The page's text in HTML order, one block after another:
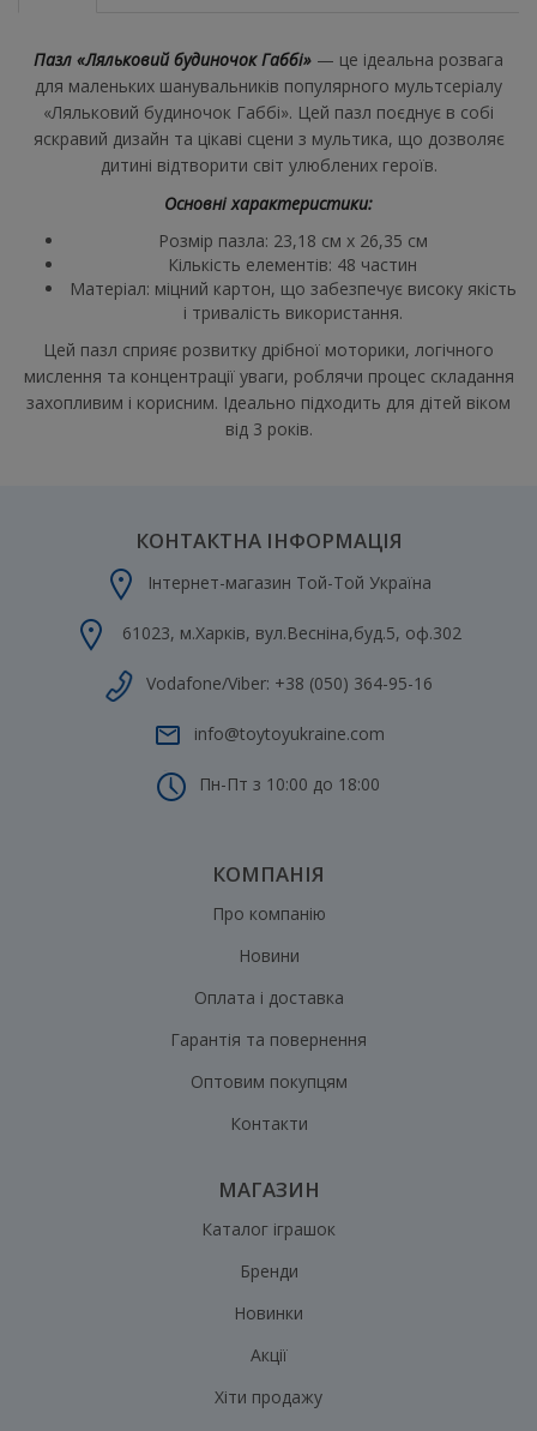
Пазл «Ляльковий будиночок Габбі» — це ідеальна розвага
для маленьких шанувальників популярного мультсеріалу
«Ляльковий будиночок Габбі». Цей пазл поєднує в собі
яскравий дизайн та цікаві сцени з мультика, що дозволяє
дитині відтворити світ улюблених героїв.
Основні характеристики:
Розмір пазла: 23,18 см х 26,35 см
Кількість елементів: 48 частин
Матеріал: міцний картон, що забезпечує високу якість
і тривалість використання.
Цей пазл сприяє розвитку дрібної моторики, логічного
мислення та концентрації уваги, роблячи процес складання
захопливим і корисним. Ідеально підходить для дітей віком
від 3 років.
КОНТАКТНА ІНФОРМАЦІЯ
Інтернет-магазин Той-Той Україна
61023, м.Харків, вул.Весніна,буд.5, оф.302
Vodafone/Viber: +38 (050) 364-95-16
info@toytoyukraine.com
Пн-Пт з 10:00 до 18:00
КОМПАНІЯ
Про компанію
Новини
Оплата і доставка
Гарантія та повернення
Оптовим покупцям
Контакти
МАГАЗИН
Каталог іграшок
Бренди
Новинки
Акції
Хіти продажу